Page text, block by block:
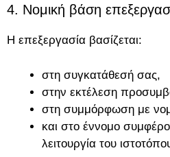
4. Νομική βάση
Η επεξεργασία βασίζεται:
στη συγκατάθεσή σας,
στην εκτέλεση
στη συμμόρφωση με
και στο έννομο
λειτουργία του